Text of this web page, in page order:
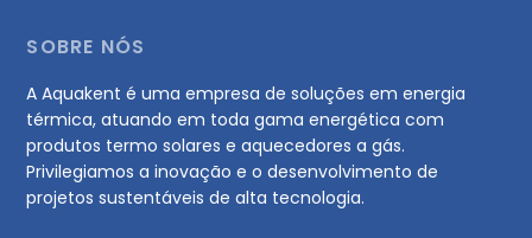
SOBRE NÓS
A Aquakent é uma empresa de soluções em energia
térmica, atuando em toda gama energética com
produtos termo solares e aquecedores a gás.
Privilegiamos a inovação e o desenvolvimento de
projetos sustentáveis de alta tecnologia.